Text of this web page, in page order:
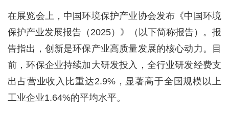
在展览会上，中国环境保护产业协会发布《中国环境
保护产业发展报告（2025）》（以下简称报告）。报
告指出，创新是环保产业高质量发展的核心动力。目
前，环保企业持续加大研发投入，全行业研发经费支
出占营业收入比重达2.9%，显著高于全国规模以上
工业企业1.64%的平均水平。